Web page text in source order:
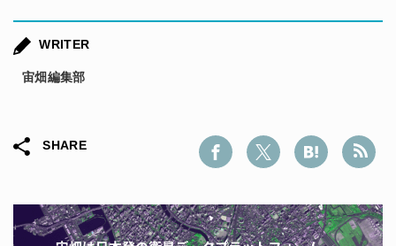
WRITER
宙畑編集部
SHARE